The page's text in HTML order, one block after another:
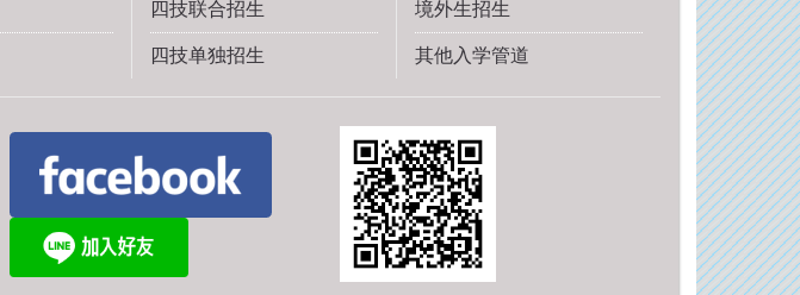
四技联合招生
四技单独招生
境外生招生
其他入学管道